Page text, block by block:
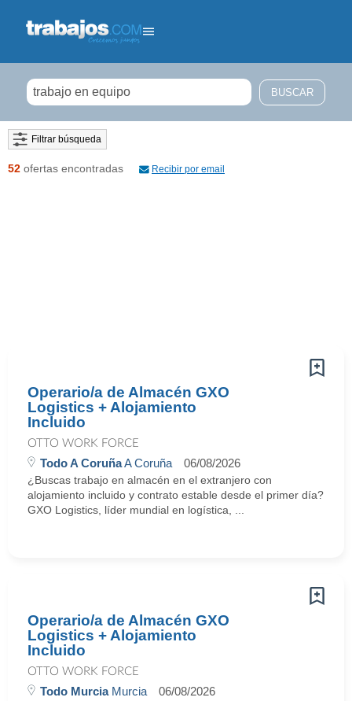
Filtrar búsqueda
52 ofertas encontradas Recibir por email
Operario/a de Almacén GXO
Logistics + Alojamiento
Incluido
OTTO WORK FORCE
Todo A CoruñaA Coruña 06/08/2026
¿Buscas trabajo en almacén en el extranjero con
alojamiento incluido y contrato estable desde el primer día?
GXO Logistics, líder mundial en logística, ...
Operario/a de Almacén GXO
Logistics + Alojamiento
Incluido
OTTO WORK FORCE
Todo MurciaMurcia 06/08/2026